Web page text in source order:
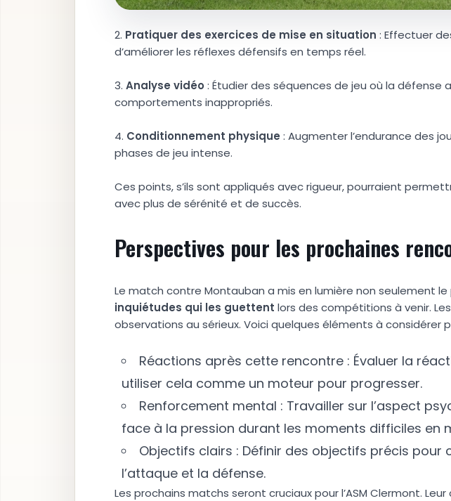
2. Pratiquer des exercices de mise en situation : Effectuer
d’améliorer les réflexes défensifs en temps réel.
3. Analyse vidéo : Étudier des séquences de jeu où la défense
comportements inappropriés.
4. Conditionnement physique : Augmenter l’endurance des
phases de jeu intense.
Ces points, s’ils sont appliqués avec rigueur, pourraient
avec plus de sérénité et de succès.
Perspectives pour les prochaines
Le match contre Montauban a mis en lumière non seulement
inquiétudes qui les guettent lors des compétitions à venir.
observations au sérieux. Voici quelques éléments à considérer
Réactions après cette rencontre : Évaluer la
utiliser cela comme un moteur pour progresser.
Renforcement mental : Travailler sur l’aspect
face à la pression durant les moments difficiles en
Objectifs clairs : Définir des objectifs précis
l’attaque et la défense.
Les prochains matchs seront cruciaux pour l’ASM Clermont.